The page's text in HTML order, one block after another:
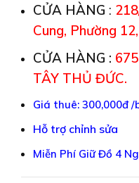
CỬA HÀNG :
Cung, Phường
CỬA HÀNG :
TÂY THỦ ĐỨC.
Giá thuê: 300,000đ /
Hỗ trợ chỉnh sửa
Miễn Phí Giữ Đồ 4